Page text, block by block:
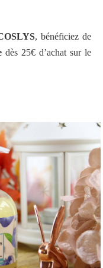
, bénéficiez de
dès 25€ d’achat sur le